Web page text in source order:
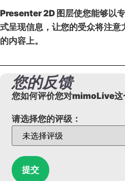
Presenter 2D 图层使您能够以
式呈现信息，让您的受众将注
的内容上。
您的反馈
您如何评价您对mimoLive这
请选择您的评级：
提交